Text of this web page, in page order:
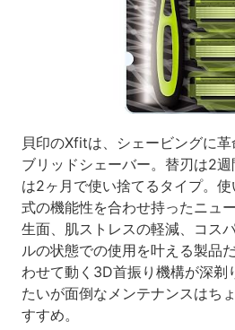
貝印のXfitは、シェービングに
ブリッドシェーバー。替刃は2
は2ヶ月で使い捨てるタイプ。
式の機能性を合わせ持ったニュ
生面、肌ストレスの軽減、コス
ルの状態での使用を叶える製品
わせて動く3D首振り機構が深剃
たいが面倒なメンテナンスはち
すすめ。